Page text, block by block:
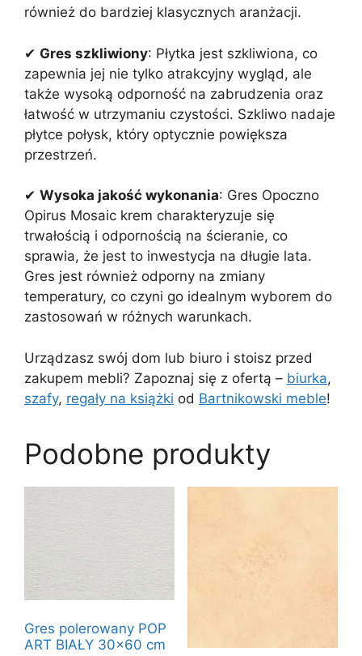
również do bardziej klasycznych aranżacji.
✔ Gres szkliwiony: Płytka jest szkliwiona, co
zapewnia jej nie tylko atrakcyjny wygląd, ale
także wysoką odporność na zabrudzenia oraz
łatwość w utrzymaniu czystości. Szkliwo nadaje
płytce połysk, który optycznie powiększa
przestrzeń.
✔ Wysoka jakość wykonania: Gres Opoczno
Opirus Mosaic krem charakteryzuje się
trwałością i odpornością na ścieranie, co
sprawia, że jest to inwestycja na długie lata.
Gres jest również odporny na zmiany
temperatury, co czyni go idealnym wyborem do
zastosowań w różnych warunkach.
Urządzasz swój dom lub biuro i stoisz przed
zakupem mebli? Zapoznaj się z ofertą – biurka,
szafy, regały na książki od Bartnikowski meble!
Podobne produkty
Gres polerowany POP
ART BIAŁY 30×60 cm